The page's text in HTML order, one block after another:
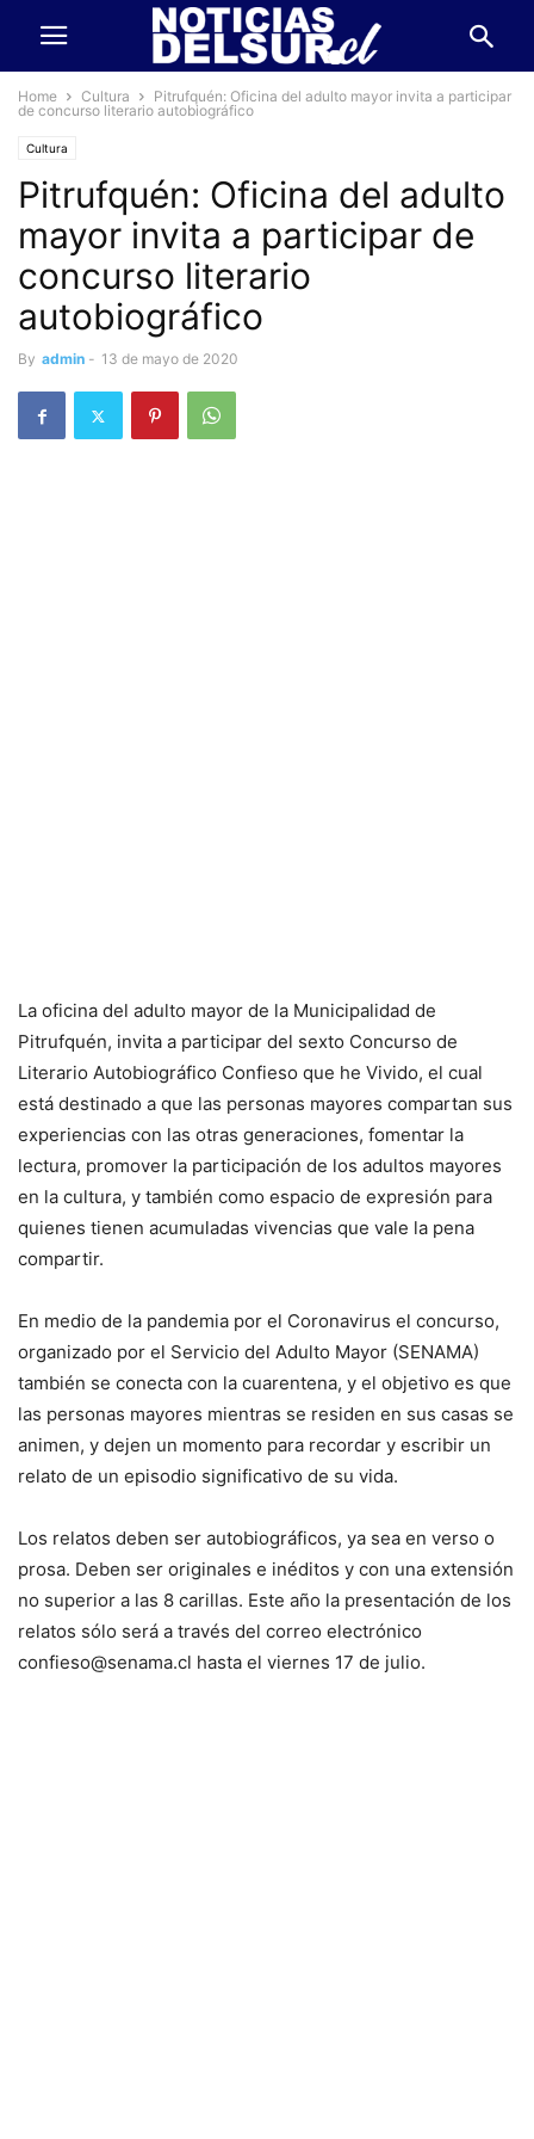
Home Cultura
Pitrufquén: Oficina del adulto mayor invita a participar
de concurso literario autobiográfico
Cultura
Pitrufquén: Oficina del adulto
mayor invita a participar de
concurso literario
autobiográfico
By admin - 13 de mayo de 2020
La oficina del adulto mayor de la Municipalidad de
Pitrufquén, invita a participar del sexto Concurso de
Literario Autobiográfico Confieso que he Vivido, el cual
está destinado a que las personas mayores compartan sus
experiencias con las otras generaciones, fomentar la
lectura, promover la participación de los adultos mayores
en la cultura, y también como espacio de expresión para
quienes tienen acumuladas vivencias que vale la pena
compartir.
En medio de la pandemia por el Coronavirus el concurso,
organizado por el Servicio del Adulto Mayor (SENAMA)
también se conecta con la cuarentena, y el objetivo es que
las personas mayores mientras se residen en sus casas se
animen, y dejen un momento para recordar y escribir un
relato de un episodio significativo de su vida.
Los relatos deben ser autobiográficos, ya sea en verso o
prosa. Deben ser originales e inéditos y con una extensión
no superior a las 8 carillas. Este año la presentación de los
relatos sólo será a través del correo electrónico
confieso@senama.cl hasta el viernes 17 de julio.